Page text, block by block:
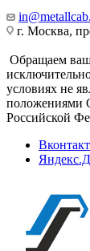
г. Москва,
Обращаем
условиях не
положениями
Российской